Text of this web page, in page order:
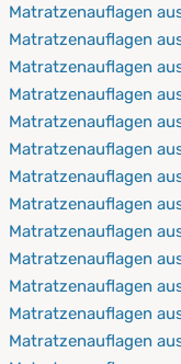
Matratzenauflagen
Matratzenauflagen
Matratzenauflagen
Matratzenauflagen
Matratzenauflagen
Matratzenauflagen
Matratzenauflagen
Matratzenauflagen
Matratzenauflagen
Matratzenauflagen
Matratzenauflagen
Matratzenauflagen
Matratzenauflagen